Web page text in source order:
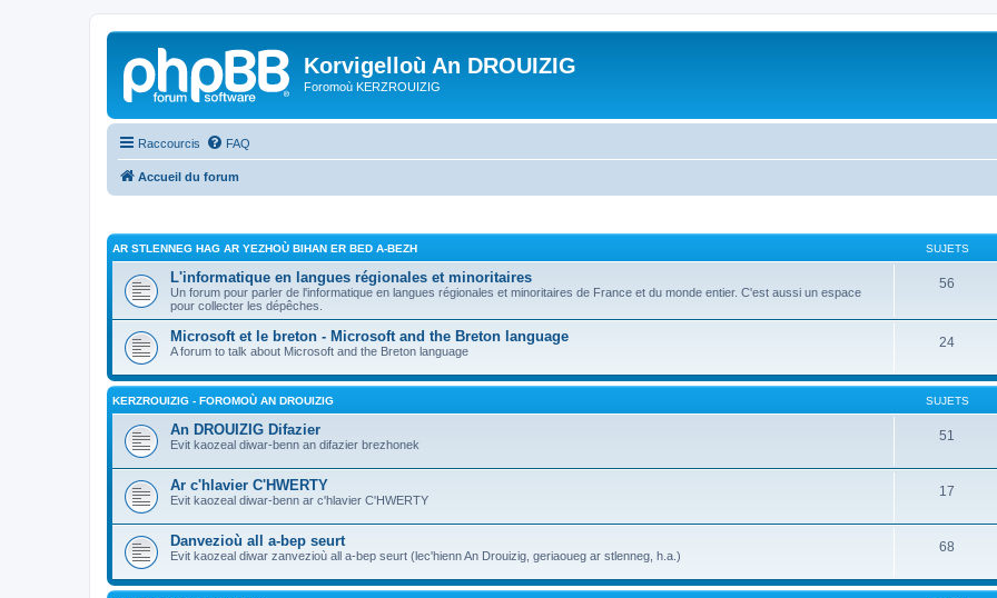
Korvigelloù An DROUIZIG
Foromoù KERZROUIZIG
Raccourcis FAQ
Accueil du forum
AR STLENNEG HAG AR YEZHOÙ BIHAN ER BED A-BEZH SUJETS
L'informatique en langues régionales et minoritaires
Un forum pour parler de l'informatique en langues régionales et minoritaires de France et du monde entier. C'est aussi un espace
pour collecter les dépêches.
56
Microsoft et le breton - Microsoft and the Breton language
A forum to talk about Microsoft and the Breton language
24
KERZROUIZIG - FOROMOÙ AN DROUIZIG SUJETS
An DROUIZIG Difazier
Evit kaozeal diwar-benn an difazier brezhonek
51
Ar c'hlavier C'HWERTY
Evit kaozeal diwar-benn ar c'hlavier C'HWERTY
17
Danvezioù all a-bep seurt
Evit kaozeal diwar zanvezioù all a-bep seurt (lec'hienn An Drouizig, geriaoueg ar stlenneg, h.a.)
68